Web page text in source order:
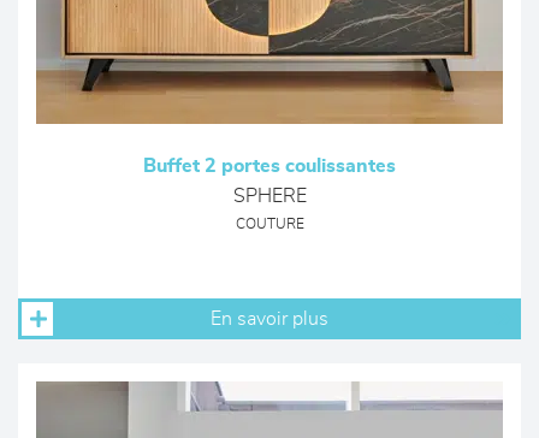
Buffet 2 portes coulissantes
SPHERE
COUTURE
En savoir plus